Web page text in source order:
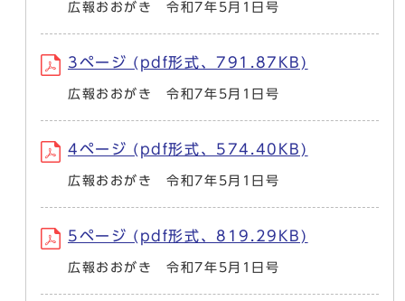
広報おおがき 令和7年5月1日号
3ページ (pdf形式、791.87KB)
広報おおがき 令和7年5月1日号
4ページ (pdf形式、574.40KB)
広報おおがき 令和7年5月1日号
5ページ (pdf形式、819.29KB)
広報おおがき 令和7年5月1日号